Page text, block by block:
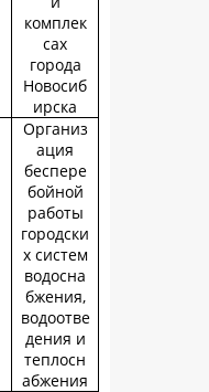
комплек
сах
города
Новосиб
ирска
Организ
ация
беспере
бойной
работы
городски
х систем
водосна
бжения,
водоотве
дения и
теплосн
абжения